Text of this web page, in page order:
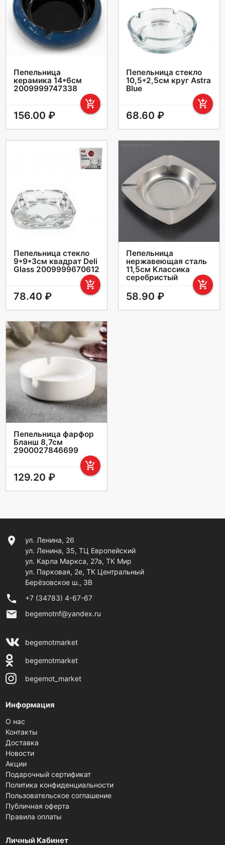
Пепельница
керамика 14*6см
2009999747338
add_shopping_cart
156.00 ₽
Пепельница стекло
10,5*2,5см круг Astra
Blue
add_shopping_cart
68.60 ₽
Пепельница стекло
9*9*3см квадрат Deli
Glass 2009999670612
add_shopping_cart
78.40 ₽
Пепельница
нержавеющая сталь
11,5см Классика
серебристый
add_shopping_cart
58.90 ₽
Пепельница фарфор
Бланш 8,7см
2900027846699
add_shopping_cart
129.20 ₽
location_on
ул. Ленина, 26
ул. Ленина, 35, ТЦ Европейский
ул. Карла Маркса, 27а, ТК Мир
ул. Парковая, 2е, ТК Центральный
Берёзовское ш., 3В
phone +7 (34783) 4-67-67
email begemotnf@yandex.ru
begemotmarket
begemotmarket
begemot_market
Информация
О нас
Контакты
Доставка
Новости
Акции
Подарочный сертификат
Политика конфиденциальности
Пользовательское соглашение
Публичная оферта
Правила оплаты
Личный Кабинет